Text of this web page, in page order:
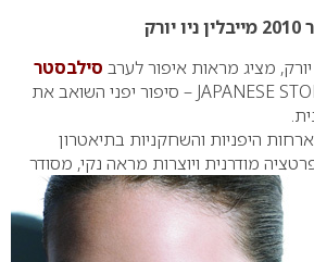
יורק, מציג מראות איפור לערב סילבסטר
JAPANESE – סיפור יפני השואב את
היפניות והשחקניות בתיאטרון
מודרנית ויוצרות מראה נקי, מסודר